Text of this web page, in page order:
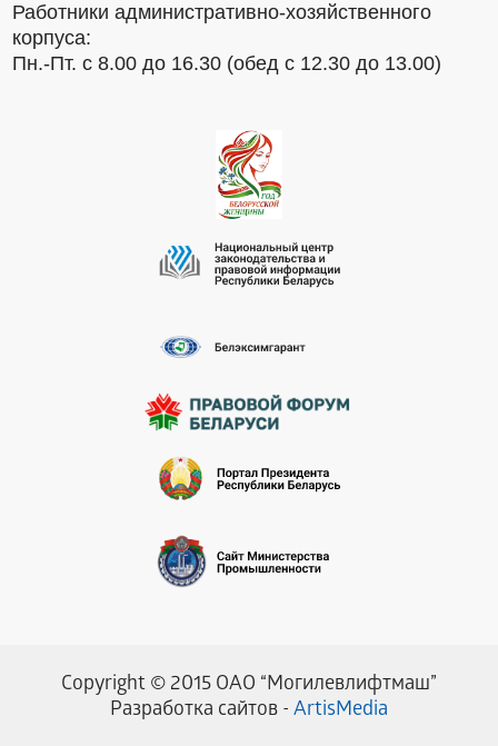
Работники административно-хозяйственного
корпуса:
Пн.-Пт. с 8.00 до 16.30 (обед с 12.30 до 13.00)
Разработка сайтов - ArtisMedia
Copyright © 2015 ОАО “Могилевлифтмаш”